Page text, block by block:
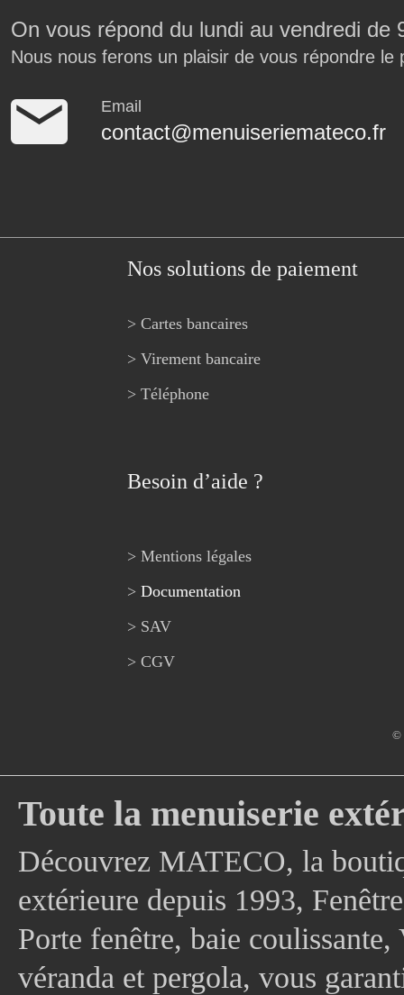
On vous répond du lundi au vendredi
Nous nous ferons un plaisir de vous répondre le
Email
contact@menuiseriemateco.fr
Nos solutions de paiement
> Cartes bancaires
> Virement bancaire
> Téléphone
Besoin d’aide ?
> Mentions légales
> Documentation
> SAV
> CGV
©
Toute la menuiserie
Découvrez MATECO, la
extérieure depuis 1993,
Porte fenêtre, baie
véranda et pergola, vous